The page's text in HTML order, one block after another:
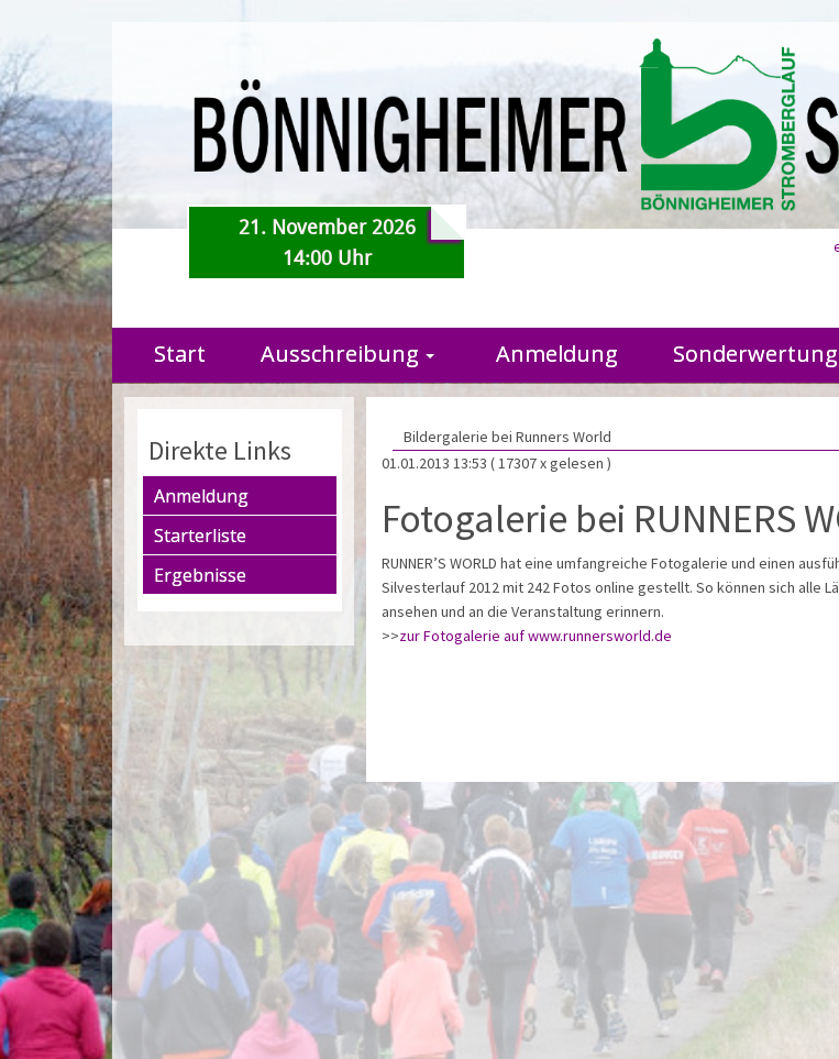
21. November 2026
14:00 Uhr
Start Ausschreibung Anmeldung
Direkte Links
Anmeldung
Starterliste
Ergebnisse
Bildergalerie bei Runners World
01.01.2013 13:53 ( 17307 x gelesen )
Fotogalerie bei RUNNERS
RUNNER’S WORLD hat eine umfangreiche Fotogalerie und einen
Silvesterlauf 2012 mit 242 Fotos online gestellt. So können sich alle
ansehen und an die Veranstaltung erinnern.
>>zur Fotogalerie auf www.runnersworld.de